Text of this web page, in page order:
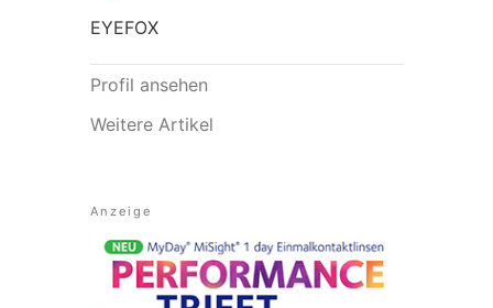
EYEFOX
Profil ansehen
Weitere Artikel